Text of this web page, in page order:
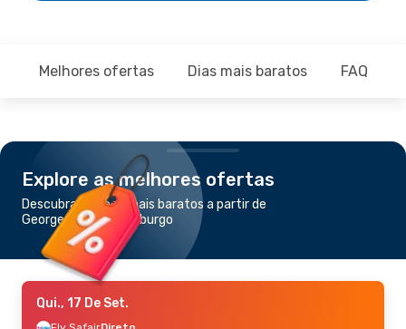
Melhores ofertas Dias mais baratos FAQ
Explore as melhores ofertas
Descubra os voos mais baratos a partir de
George para Joanesburgo
Qui., 17 De Set.